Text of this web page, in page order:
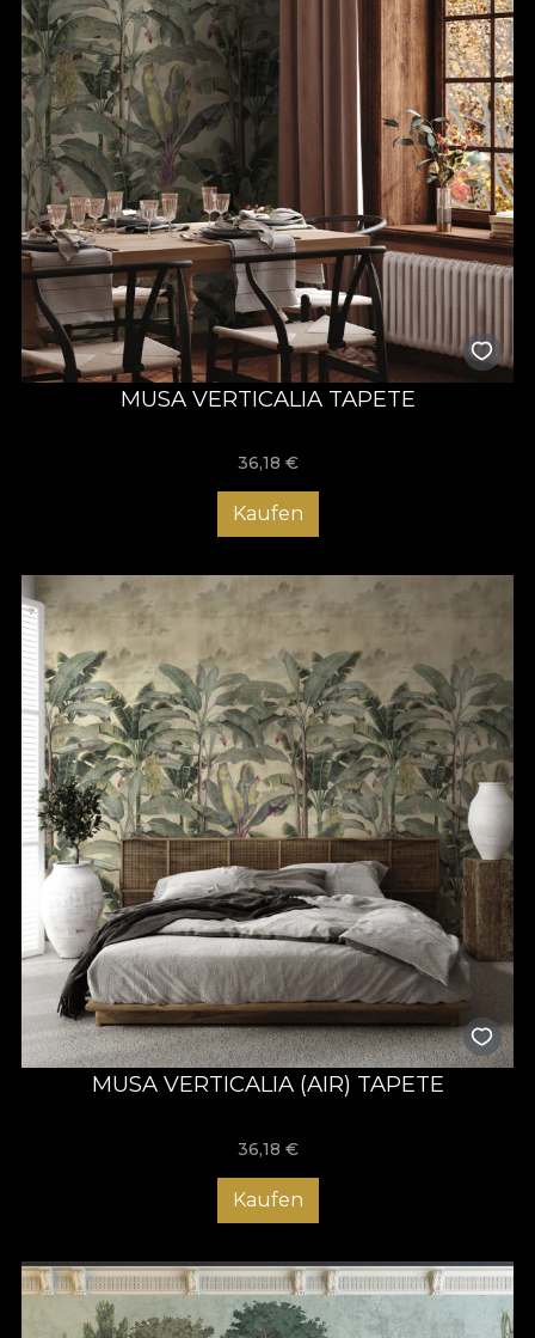
MUSA VERTICALIA TAPETE
36,18 €
Kaufen
MUSA VERTICALIA (AIR) TAPETE
36,18 €
Kaufen